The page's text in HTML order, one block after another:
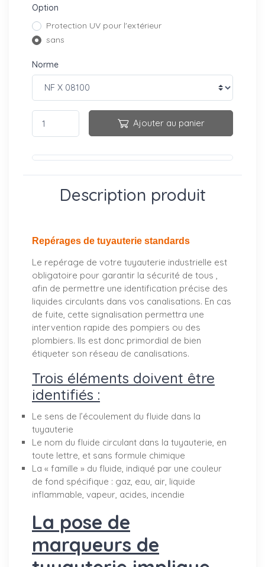
Option
Protection UV pour l'extérieur
sans
Norme
Ajouter au panier
Description produit
Repérages de tuyauterie standards
Le repérage de votre tuyauterie industrielle est
obligatoire pour garantir la sécurité de tous ,
afin de permettre une identification précise des
liquides circulants dans vos canalisations. En cas
de fuite, cette signalisation permettra une
intervention rapide des pompiers ou des
plombiers. Ils est donc primordial de bien
étiqueter son réseau de canalisations.
Trois éléments doivent être
identifiés :
Le sens de l’écoulement du fluide dans la
tuyauterie
Le nom du fluide circulant dans la tuyauterie, en
toute lettre, et sans formule chimique
La « famille » du fluide, indiqué par une couleur
de fond spécifique : gaz, eau, air, liquide
inflammable, vapeur, acides, incendie
La pose de
marqueurs de